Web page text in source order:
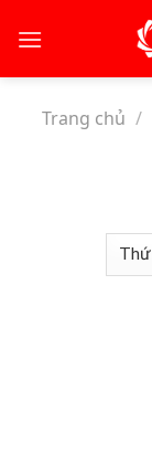
Trang chủ /